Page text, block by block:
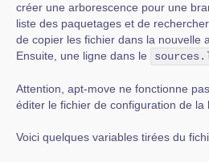
créer une arborescence pour une
liste des paquetages et de
de copier les fichier dans la nouvelle
Ensuite, une ligne dans le
Attention, apt-move ne fonctionne
éditer le fichier de configuration de la
Voici quelques variables tirées du